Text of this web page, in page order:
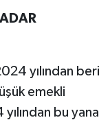
yılından beri
emekli
bu yana